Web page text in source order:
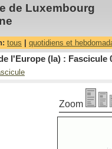
de Luxembourg
tous quotidiens et
l'Europe (la) : Fascicule
Zoom